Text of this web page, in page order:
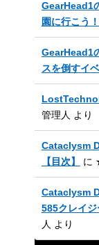
GearHead1
園に行こう！
GearHead1
スを倒すイ
管理人
より
Cataclysm
【目次】
に
Cataclysm
585クレイジ
人
より